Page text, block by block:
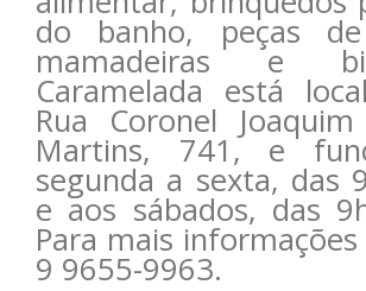
do banho, peças
mamadeiras e
Caramelada está
Rua Coronel
Martins, 741, e
segunda a sexta, das
e aos sábados, das
Para mais
9 9655-9963.